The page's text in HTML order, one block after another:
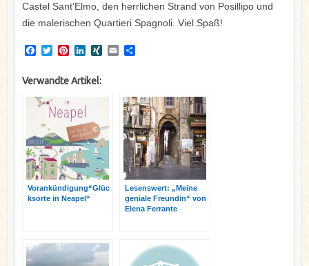
Castel Sant’Elmo, den herrlichen Strand von Posillipo und
die malerischen Quartieri Spagnoli. Viel Spaß!
F
e
b
o
k
T
t
e
r
P
t
r
e
s
t
L
k
d
I
n
X
E
T
e
n
Verwandte Artikel:
Vorankündigung“Glüc
ksorte in Neapel“
Lesenswert: „Meine
geniale Freundin“ von
Elena Ferrante